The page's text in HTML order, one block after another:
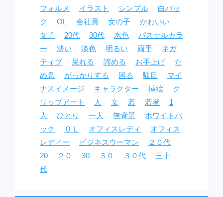
フォルメ
イラスト シンプル
白バッ
ク
OL 会社員 女の子
かわいい
女子
20代 30代 水色
パステルカラ
ー
淡い 淡色 明るい 両手
ネガ
ティブ
呆れる 諦める お手上げ
た
め息
がっかりする 困る 駄目
マイ
ナスイメージ
キャラクター 挿絵
ク
リップアート
人 女 若 若者
1
人
ひとり 一人 無背景
ホワイトバ
ック
ＯＬ オフィスレディ
オフィス
レディー
ビジネスウーマン
２０代
20
２０ 30 ３０ ３０代
三十
代